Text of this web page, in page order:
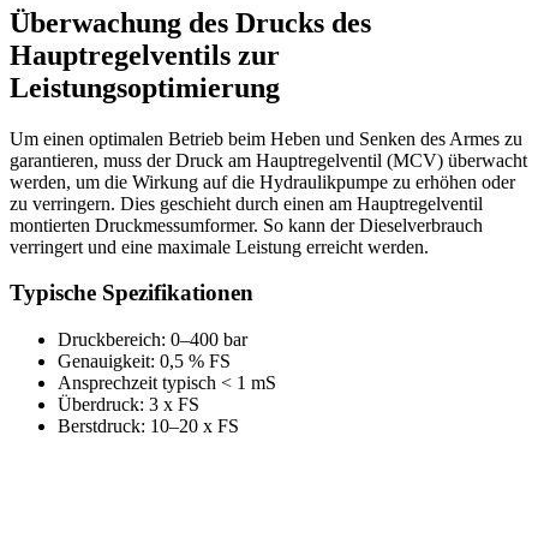
Überwachung des Drucks des
Hauptregelventils zur
Leistungsoptimierung
Um einen optimalen Betrieb beim Heben und Senken des Armes zu
garantieren, muss der Druck am Hauptregelventil (MCV) überwacht
werden, um die Wirkung auf die Hydraulikpumpe zu erhöhen oder
zu verringern. Dies geschieht durch einen am Hauptregelventil
montierten Druckmessumformer. So kann der Dieselverbrauch
verringert und eine maximale Leistung erreicht werden.
Typische Spezifikationen
Druckbereich: 0–400 bar
Genauigkeit: 0,5 % FS
Ansprechzeit typisch < 1 mS
Überdruck: 3 x FS
Berstdruck: 10–20 x FS